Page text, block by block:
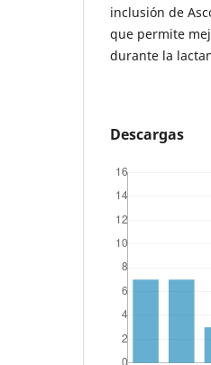
inclusión de
que permite
durante la
Descargas